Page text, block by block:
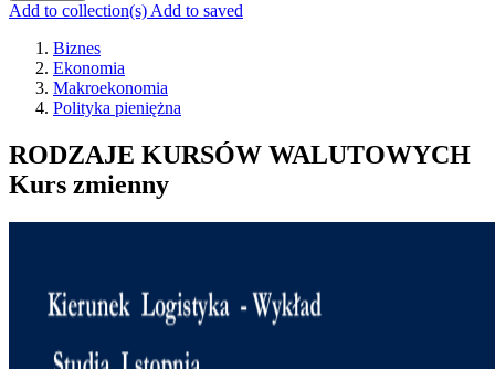
Add to collection(s) Add to saved
Biznes
Ekonomia
Makroekonomia
Polityka pieniężna
RODZAJE KURSÓW WALUTOWYCH
Kurs zmienny